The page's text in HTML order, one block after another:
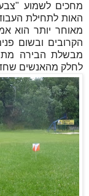
מחכים לשמוע
האות לתחילת
מאוחר יותר הוא
הקרובים ובשום
מבשלת הבירה
לחלק מהאנשים